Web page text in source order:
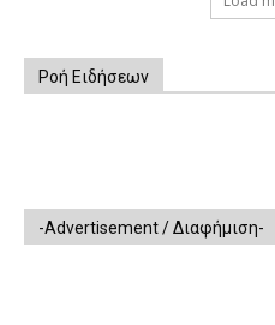
Ροή Ειδήσεων
-Advertisement / Διαφήμιση-